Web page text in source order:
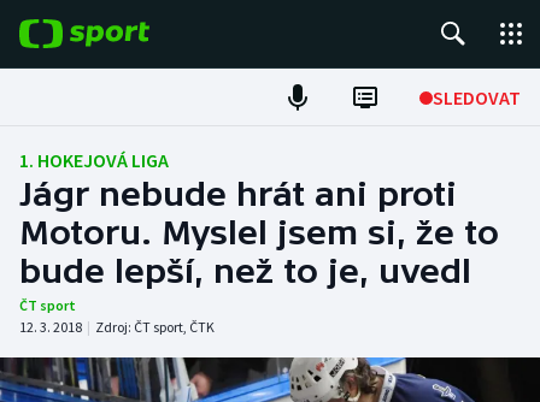
SLEDOVAT
Fotbal
Hokej
Tenis
Atletika
Cyklistika
1. HOKEJOVÁ LIGA
Jágr nebude hrát ani proti
Motoru. Myslel jsem si, že to
bude lepší, než to je, uvedl
ČT sport
12. 3. 2018 | Zdroj: ČT sport, ČTK